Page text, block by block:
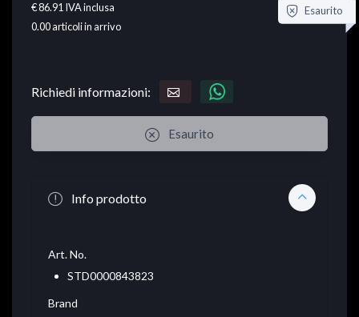
€ 86.91IVA inclusa
0.00articoli in arrivo
Esaurito
Richiedi informazioni:
Esaurito
Info prodotto
Art. No.
STD0000843823
Brand